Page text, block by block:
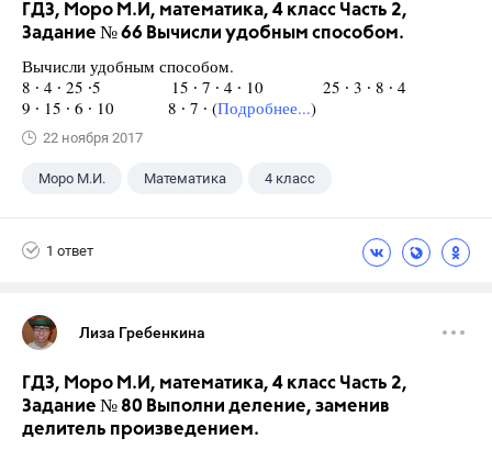
ГДЗ, Моро М.И, математика, 4 класс Часть 2,
Задание № 66 Вычисли удобным способом.
Вычисли удобным способом.
8 ∙ 4 ∙ 25 ∙5 15 ∙ 7 ∙ 4 ∙ 10 25 ∙ 3 ∙ 8 ∙ 4
9 ∙ 15 ∙ 6 ∙ 10 8 ∙ 7 ∙ (Подробнее...)
22 ноября 2017
Моро М.И. Математика 4 класс
1 ответ
Лиза Гребенкина
ГДЗ, Моро М.И, математика, 4 класс Часть 2,
Задание № 80 Выполни деление, заменив
делитель произведением.